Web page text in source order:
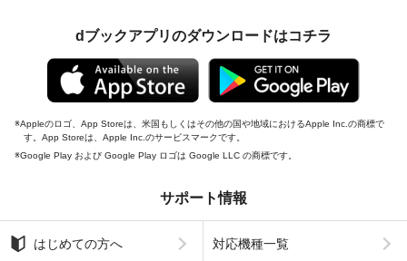
dブックアプリのダウンロードはコチラ
Appleのロゴ、App Storeは、米国もしくはその他の国や地域におけるApple Inc.の商標で
す。App Storeは、Apple Inc.のサービスマークです。
Google Play および Google Play ロゴは Google LLC の商標です。
サポート情報
はじめての方へ 対応機種一覧